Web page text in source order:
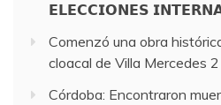
𝗘𝗟𝗘𝗖𝗖𝗜𝗢𝗡𝗘𝗦
Comenzó una obra
cloacal de Villa Mercedes
Córdoba: Encontraron